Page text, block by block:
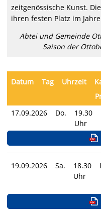
zeitgenössische Kunst. Die
ihren festen Platz im
Abtei und Gemeinde
Saison der
Datum Tag Uhrzeit
17.09.2026
Do.
19.30
Uhr
19.09.2026 Sa.
18.30
Uhr
I